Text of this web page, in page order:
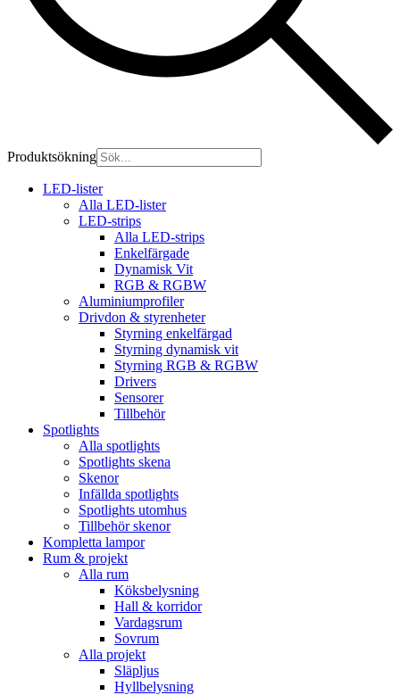
Produktsökning
LED-lister
Alla LED-lister
LED-strips
Alla LED-strips
Enkelfärgade
Dynamisk Vit
RGB & RGBW
Aluminiumprofiler
Drivdon & styrenheter
Styrning enkelfärgad
Styrning dynamisk vit
Styrning RGB & RGBW
Drivers
Sensorer
Tillbehör
Spotlights
Alla spotlights
Spotlights skena
Skenor
Infällda spotlights
Spotlights utomhus
Tillbehör skenor
Kompletta lampor
Rum & projekt
Alla rum
Köksbelysning
Hall & korridor
Vardagsrum
Sovrum
Alla projekt
Släpljus
Hyllbelysning